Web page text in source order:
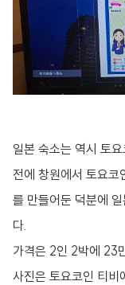
일본 숙소는 역시 토요
전에 창원에서 토요코
를 만들어둔 덕분에
다.
가격은 2인 2박에 23
사진은 토요코인 티비